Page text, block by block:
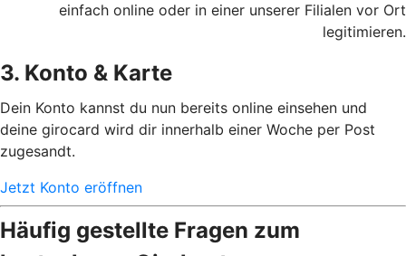
einfach online oder in einer unserer Filialen vor Ort
legitimieren.
3. Konto & Karte
Dein Konto kannst du nun bereits online einsehen und
deine girocard wird dir innerhalb einer Woche per Post
zugesandt.
Jetzt Konto eröffnen
Häufig gestellte Fragen zum